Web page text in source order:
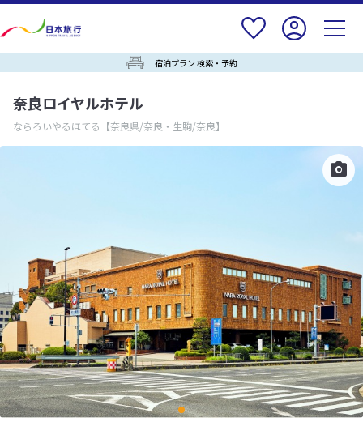
宿泊プラン 検索・予約
奈良ロイヤルホテル
ならろいやるほてる 【奈良県/奈良・生駒/奈良】